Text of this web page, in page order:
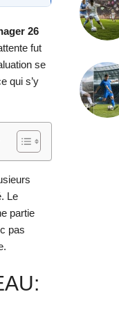
26
fut
se
qui s’y
Le
partie
pas